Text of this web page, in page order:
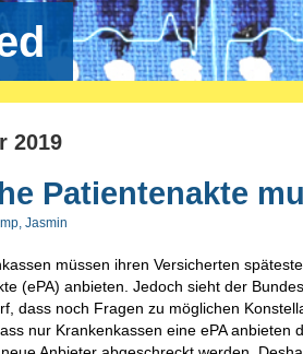
2019
Patientenakte
Jasmin
müssen ihren Versicherten
(ePA) anbieten. Jedoch sieht der
dass noch Fragen zu möglichen
nur Krankenkassen eine ePA